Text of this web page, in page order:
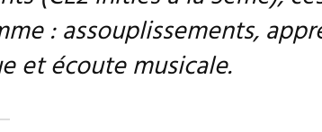
: assouplissements,
et écoute musicale.